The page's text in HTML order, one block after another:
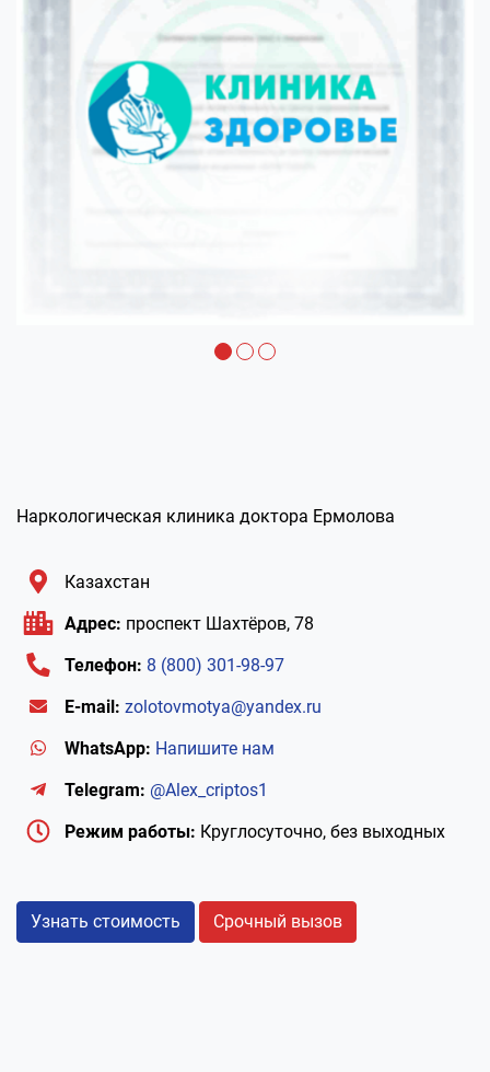
Наркологическая клиника доктора Ермолова
Казахстан
Адрес: проспект Шахтёров, 78
Телефон: 8 (800) 301-98-97
E-mail: zolotovmotya@yandex.ru
WhatsApp: Напишите нам
Telegram: @Alex_criptos1
Режим работы: Круглосуточно, без выходных
Узнать стоимость Срочный вызов